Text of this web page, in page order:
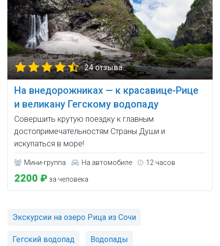
24 отзыва
На внедорожниках — к красавице-Рице
и великану Гегскому водопаду
Совершить крутую поездку к главным
достопримечательностям Страны Души и
искупаться в море!
Мини-группа На автомобиле 12 часов
2200 ₽ за человека
Экскурсии на озеро Рица из Сочи
Гегский водопад Водопады